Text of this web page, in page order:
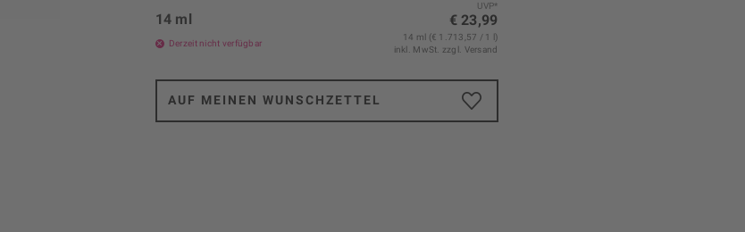
UVP*
€ 23,99
14 ml
Derzeit nicht verfügbar
14 ml (€ 1.713,57 / 1 l)
inkl. MwSt. zzgl. Versand
AUF MEINEN WUNSCHZETTEL